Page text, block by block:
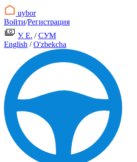
uybor
Войти/Регистрация
У. Е. /СУМ
English /O'zbekcha